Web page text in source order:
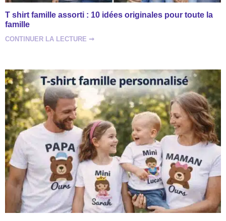
T shirt famille assorti : 10 idées originales pour toute la
famille
CONTINUER LA LECTURE ➞